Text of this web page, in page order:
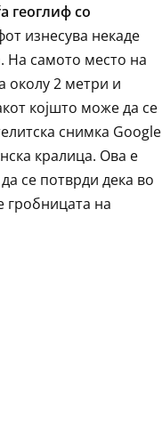
геоглиф со
изнесува некаде
На самото место на
околу 2 метри и
којшто може да се
снимка Google
кралица. Ова е
се потврди дека во
гробницата на